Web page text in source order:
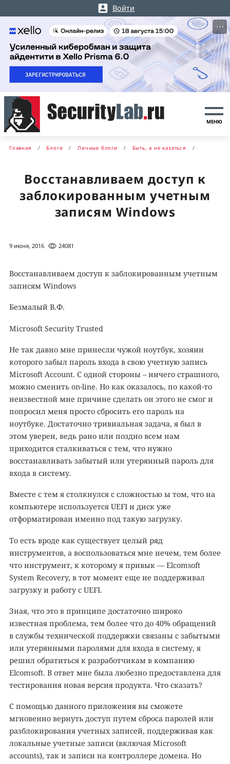
Войти
···
МЕНЮ
Главная Блоги Личные блоги Быть, а не казаться
Восстанавливаем доступ к
заблокированным учетным
записям Windows
9 июня, 2016 24081
Восстанавливаем доступ к заблокированным учетным
записям Windows
Безмалый В.Ф.
Microsoft Security Trusted
Не так давно мне принесли чужой ноутбук, хозяин
которого забыл пароль входа в свою учетную запись
Microsoft Account. С одной стороны – ничего страшного,
можно сменить on-line. Но как оказалось, по какой-то
неизвестной мне причине сделать он этого не смог и
попросил меня просто сбросить его пароль на
ноутбуке. Достаточно тривиальная задача, я был в
этом уверен, ведь рано или поздно всем нам
приходится сталкиваться с тем, что нужно
восстанавливать забытый или утерянный пароль для
входа в систему.
Вместе с тем я столкнулся с сложностью ы том, что на
компьютере используется UEFI и диск уже
отформатирован именно под такую загрузку.
То есть вроде как существует целый ряд
инструментов, а воспользоваться мне нечем, тем более
что инструмент, к которому я привык — Elcomsoft
System Recovery, в тот момент еще не поддерживал
загрузку и работу с UEFI.
Зная, что это в принципе достаточно широко
известная проблема, тем более что до 40% обращений
в службы технической поддержки связаны с забытыми
или утерянными паролями для входа в систему, я
решил обратиться к разработчикам в компанию
Elcomsoft. В ответ мне была любезно предоставлена для
тестирования новая версия продукта. Что сказать?
С помощью данного приложения вы сможете
мгновенно вернуть доступ путем сброса паролей или
разблокирования учетных записей, поддерживая как
локальные учетные записи (включая Microsoft
accounts), так и записи на контроллере домена. Но